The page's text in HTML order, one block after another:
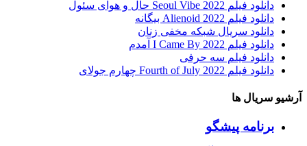
دانلود فیلم Seoul Vibe 2022 حال و هوای سئول
دانلود فیلم Alienoid 2022 بیگانه
دانلود سریال شبکه مخفی زنان
دانلود فیلم I Came By 2022 آمدم
دانلود فیلم سه حرفی
دانلود فیلم Fourth of July 2022 چهارم جولای
آرشیو سریال ها
برنامه پیشگو